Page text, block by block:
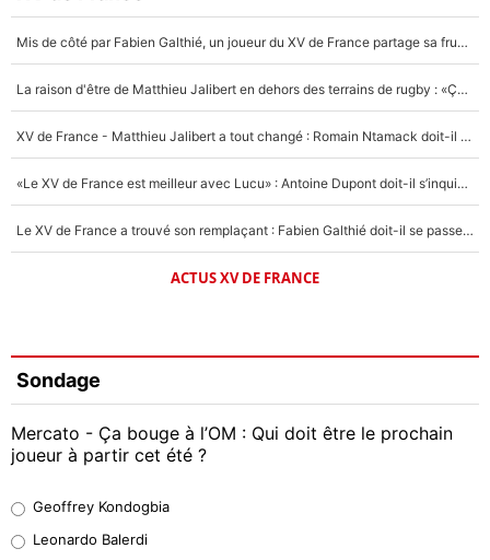
Mis de côté par Fabien Galthié, un joueur du XV de France partage sa frustration : «ils ne me l’ont pas dit tout de suite»
La raison d'être de Matthieu Jalibert en dehors des terrains de rugby : «Ça m'atteint autant que si tu touches à un membre de ma famille»
XV de France - Matthieu Jalibert a tout changé : Romain Ntamack doit-il s’inquiéter pour sa place à un an de la Coupe du monde ?
«Le XV de France est meilleur avec Lucu» : Antoine Dupont doit-il s’inquiéter pour sa place ?
Le XV de France a trouvé son remplaçant : Fabien Galthié doit-il se passer d'Antoine Dupont ?
ACTUS XV DE FRANCE
Sondage
Mercato - Ça bouge à l’OM : Qui doit être le prochain
joueur à partir cet été ?
38%
Geoffrey Kondogbia
Leonardo Balerdi